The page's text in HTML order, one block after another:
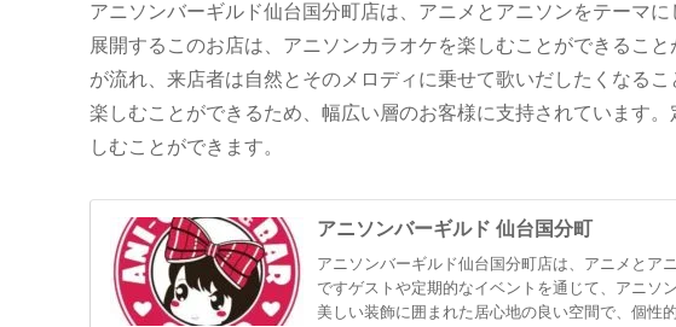
アニソンバーギルド仙台国分町店は、アニメとアニソンをテーマ
展開するこのお店は、アニソンカラオケを楽しむことができるこ
が流れ、来店者は自然とそのメロディに乗せて歌いだしたくなる
楽しむことができるため、幅広い層のお客様に支持されています
しむことができます。
アニソンバーギルド 仙台国分町
アニソンバーギルド仙台国分町店は、アニメとア
ですゲストや定期的なイベントを通じて、アニソ
美しい装飾に囲まれた居心地の良い空間で、個性